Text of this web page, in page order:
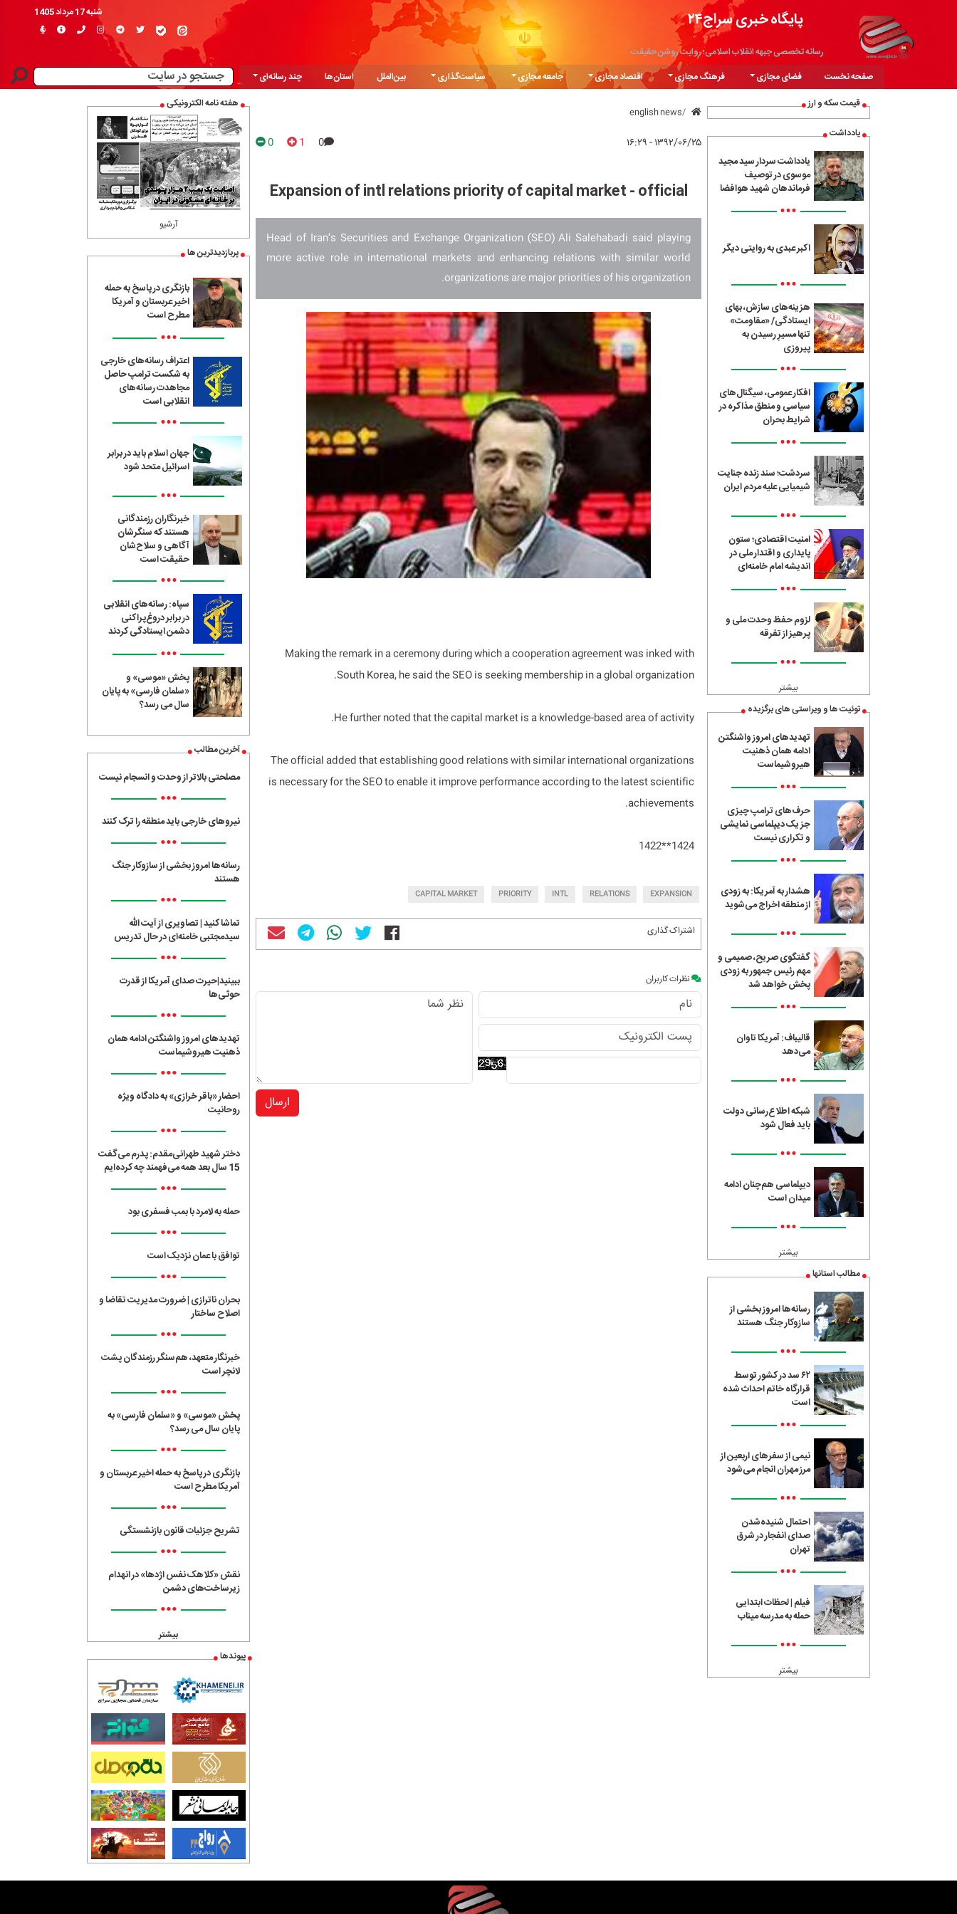
پایگاه خبری سراج۲۴
رسانه تخصصی جبهه انقلاب اسلامی؛ روایت روشن حقیقت
شنبه 17 مرداد 1405
صفحه نخست فضای مجازی فرهنگ مجازی اقتصاد مجازی جامعه مجازی سیاست‌گذاری بین‌الملل استان‌ها
چند رسانه‌ای
قیمت سکه و ارز
یادداشت
یادداشت سردار سید مجید
موسوی در توصیف
فرماندهان شهید هوافضا
•••
اکبر عبدی به روایتی دیگر
•••
هزینه‌های سازش، بهای
ایستادگی/ «مقاومت»
تنها مسیرِ رسیدن به
پیروزی
•••
افکار عمومی، سیگنال‌های
سیاسی و منطق مذاکره در
شرایط بحران
•••
سردشت؛ سند زنده جنایت
شیمیایی علیه مردم ایران
•••
امنیت اقتصادی؛ ستون
پایداری و اقتدار ملی در
اندیشه امام خامنه‌ای
•••
لزوم حفظ وحدت ملی و
پرهیز از تفرقه
•••
بیشتر
توئیت ها و ویراستی های برگزیده
تهدیدهای امروز واشنگتن
ادامه همان ذهنیت
هیروشیماست
•••
حرف‌های ترامپ چیزی
جز یک دیپلماسی نمایشی
و تکراری نیست
•••
هشدار به آمریکا: به زودی
از منطقه اخراج می‌شوید
•••
گفتگوی صریح، صمیمی و
مهم رئیس جمهور به زودی
پخش خواهد شد
•••
قالیباف: آمریکا تاوان
می‌دهد
•••
شبکه اطلاع‌رسانی دولت
باید فعال شود
•••
دیپلماسی هم‌چنان ادامه
میدان است
•••
بیشتر
مطالب استانها
رسانه‌ها امروز بخشی از
سازوکار جنگ هستند
•••
۶۲ سد در کشور توسط
قرارگاه خاتم احداث شده
است
•••
نیمی از سفرهای اربعین از
مرز مهران انجام می‌شود
•••
احتمال شنیده‌شدن
صدای انفجار در شرق
تهران
•••
فیلم | لحظات ابتدایی
حمله به مدرسه میناب
•••
بیشتر
english news
۱۳۹۲/۰۶/۲۵ - ۱۶:۲۹ 0
1
0
Expansion of intl relations priority of capital market - official
Head of Iran’s Securities and Exchange Organization (SEO) Ali Salehabadi said playing
more active role in international markets and enhancing relations with similar world
organizations are major priorities of his organization.
Making the remark in a ceremony during which a cooperation agreement was inked with
South Korea, he said the SEO is seeking membership in a global organization.
He further noted that the capital market is a knowledge-based area of activity.
The official added that establishing good relations with similar international organizations
is necessary for the SEO to enable it improve performance according to the latest scientific
achievements.
1424**1422
EXPANSION
RELATIONS
INTL
PRIORITY
CAPITAL MARKET
اشتراک گذاری
نظرات کاربران
ارسال
هفته نامه الکترونیکی
آرشیو
پربازدیدترین ها
بازنگری در پاسخ به حمله
اخیر عربستان و آمریکا
مطرح است
•••
اعتراف رسانه‌های خارجی
به شکست ترامپ حاصل
مجاهدت رسانه‌های
انقلابی است
•••
جهان اسلام باید در برابر
اسرائیل متحد شود
•••
خبرنگاران رزمندگانی
هستند که سنگرشان
آگاهی و سلاح‌شان
حقیقت است
•••
سپاه: رسانه‌های انقلابی
در برابر دروغ‌پراکنی
دشمن ایستادگی کردند
•••
پخش «موسی» و
«سلمان فارسی» به پایان
سال می رسد؟
آخرین مطالب
مصلحتی بالاتر از وحدت و انسجام نیست
•••
نیروهای خارجی باید منطقه را ترک کنند
•••
رسانه‌ها امروز بخشی از سازوکار جنگ
هستند
•••
تماشا کنید | تصاویری از آیت الله
سیدمجتبی خامنه‌ای در حال تدریس
•••
ببینید|حیرت صدای آمریکا از قدرت
حوثی‌ها
•••
تهدیدهای امروز واشنگتن ادامه همان
ذهنیت هیروشیماست
•••
احضار «باقر خرازی» به دادگاه ویژه
روحانیت
•••
دختر شهید طهرانی‌مقدم: پدرم می‌گفت
15 سال بعد همه می‌فهمند چه کرده‌ایم
•••
حمله به لامرد با بمب فسفری بود
•••
توافق با عمان نزدیک است
•••
بحران ناترازی | ضرورت مدیریت تقاضا و
اصلاح ساختار
•••
خبرنگار متعهد، هم‌سنگر رزمندگان پشت
لانچر است
•••
پخش «موسی» و «سلمان فارسی» به
پایان سال می رسد؟
•••
بازنگری در پاسخ به حمله اخیر عربستان و
آمریکا مطرح است
•••
تشریح جزئیات قانون بازنشستگی
•••
نقش «کلاهک نفس اژدها» در انهدام
زیرساخت‌های دشمن
•••
بیشتر
پیوندها